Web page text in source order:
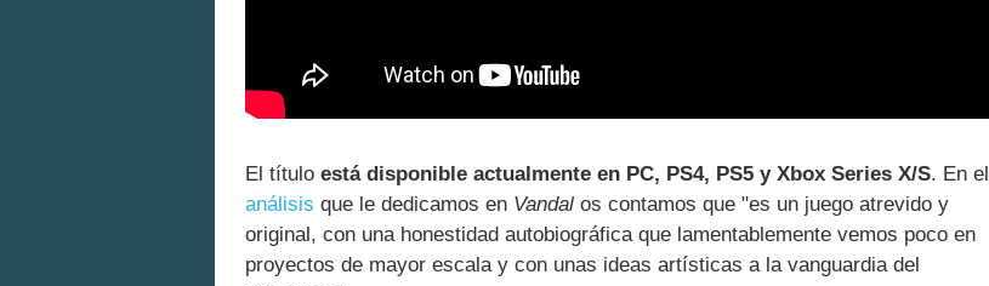
El título está disponible actualmente en PC, PS4, PS5 y Xbox Series X/S. En el
análisis que le dedicamos en Vandal os contamos que "es un juego atrevido y
original, con una honestidad autobiográfica que lamentablemente vemos poco en
proyectos de mayor escala y con unas ideas artísticas a la vanguardia del